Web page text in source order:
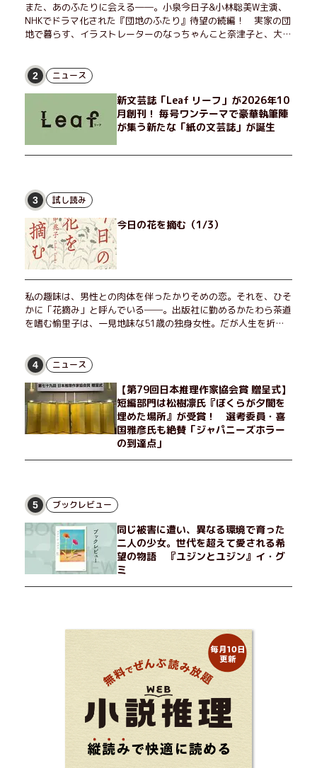
また、あのふたりに会える――。小泉今日子&小林聡美W主演、
NHKでドラマ化された『団地のふたり』待望の続編！ 実家の団
地で暮らす、イラストレーターのなっちゃんこと奈津子と、大学
げたり、部屋でふたりだけの「台湾映画祭」を催したり。50代
独身、幼なじみの変わらぬ友情とささやかな幸せの日々を描く。
2 ニュース
新文芸誌「Leaf リーフ」が2026年10
月創刊！ 毎号ワンテーマで豪華執筆陣
が集う新たな「紙の文芸誌」が誕生
3 試し読み
今日の花を摘む（1/3）
私の趣味は、男性との肉体を伴ったかりそめの恋。それを、ひそ
かに「花摘み」と呼んでいる──。出版社に勤めるかたわら茶道
を嗜む愉里子は、一見地味な51歳の独身女性。だが人生を折り
せる男が現れた。茶の湯の粋人、70歳の万江島だ。だが彼に
は、ある秘密があった……。自分の心と身体を偽らない女たちの
姿と、その連帯を描く。赤裸々にして切実な、セクシュアリティ
をめぐる物語。
4 ニュース
【第79回日本推理作家協会賞 贈呈式】
短編部門は松樹凛氏『ぼくらが夕闇を
埋めた場所』が受賞！ 選考委員・喜
国雅彦氏も絶賛「ジャパニーズホラー
の到達点」
5 ブックレビュー
同じ被害に遭い、異なる環境で育った
二人の少女。世代を超えて愛される希
望の物語 『ユジンとユジン』イ・グ
ミ